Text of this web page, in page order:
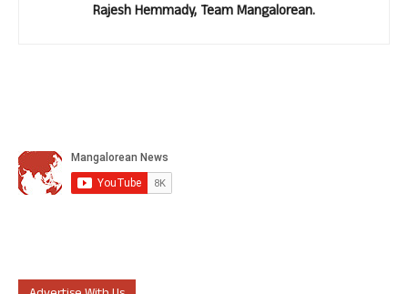
Rajesh Hemmady, Team Mangalorean.